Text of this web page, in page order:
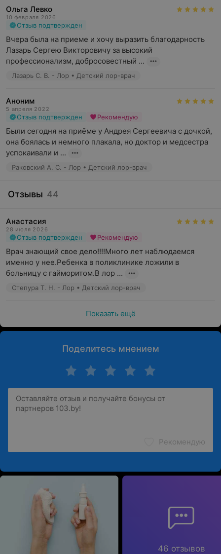
Ольга Левко
10 февраля 2026
Отзыв подтвержден
Вчера была на приеме и хочу выразить благодарность
Лазарь Сергею Викторовичу за высокий
профессионализм, добросовестный ...
Лазарь С. В. - Лор • Детский лор-врач
Аноним
5 апреля 2022
Отзыв подтвержден Рекомендую
Были сегодня на приёме у Андрея Сергеевича с дочкой,
она боялась и немного плакала, но доктор и медсестра
успокаивали и ...
Раковский А. С. - Лор • Детский лор-врач
Отзывы 44
Анастасия
28 июля 2026
Отзыв подтвержден Рекомендую
Врач знающий свое дело!!!!Много лет наблюдаемся
именно у нее.Ребенка в поликлинике ложили в
больницу с гайморитом.В лор ...
Степура Т. Н. - Лор • Детский лор-врач
Показать ещё
Поделитесь мнением
Рекомендую
46 отзывов